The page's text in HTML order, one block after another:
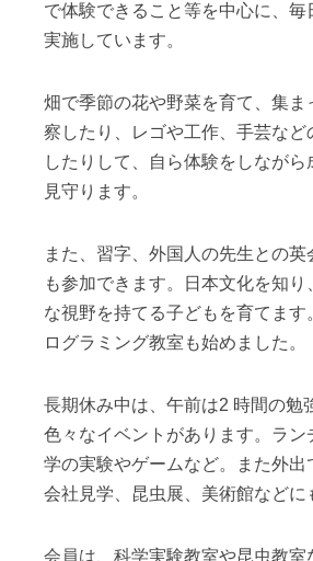
で体験できること等を中心に、毎
実施しています。
畑で季節の花や野菜を育て、集ま
察したり、レゴや工作、手芸など
したりして、自ら体験をしながら
見守ります。
また、習字、外国人の先生との英
も参加できます。日本文化を知
な視野を持てる子どもを育てます
ログラミング教室も始めました。
長期休み中は、午前は2 時間の勉
色々なイベントがあります。ラン
学の実験やゲームなど。また外出
会社見学、昆虫展、美術館などに
会員は、科学実験教室や昆虫教室